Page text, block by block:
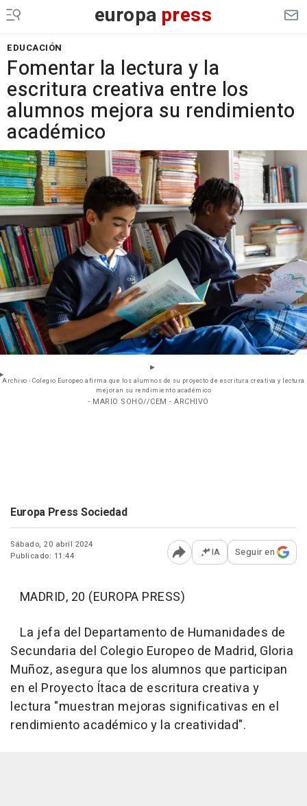
europa press
EDUCACIÓN
Fomentar la lectura y la
escritura creativa entre los
alumnos mejora su rendimiento
académico
Archivo - Colegio Europeo afirma que los alumnos de su proyecto de escritura creativa y lectura
mejoran su rendimiento académico
- MARIO SOHO//CEM - ARCHIVO
Europa Press Sociedad
Sábado, 20 abril 2024
Publicado: 11:44
Abrir opciones para
IA Seguir en
MADRID, 20 (EUROPA PRESS)
La jefa del Departamento de Humanidades de
Secundaria del Colegio Europeo de Madrid, Gloria
Muñoz, asegura que los alumnos que participan
en el Proyecto Ítaca de escritura creativa y
lectura "muestran mejoras significativas en el
rendimiento académico y la creatividad".